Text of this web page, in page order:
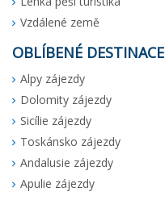
Vzdálené země
OBLÍBENÉ DESTINACE
Alpy zájezdy
Dolomity zájezdy
Sicílie zájezdy
Toskánsko zájezdy
Andalusie zájezdy
Apulie zájezdy